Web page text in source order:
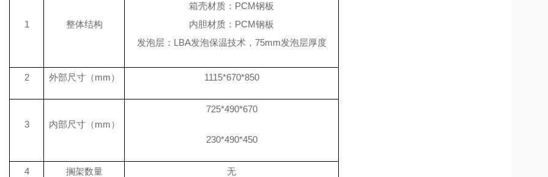
1 整体结构
箱壳材质：PCM钢板
内胆材质： PCM钢板
发泡层：LBA发泡保温技术， 75mm发泡层厚度
2 外部尺寸（mm） 1115*670*850
3 内部尺寸（mm）
725*490*670
230*490*450
4 搁架数量 无